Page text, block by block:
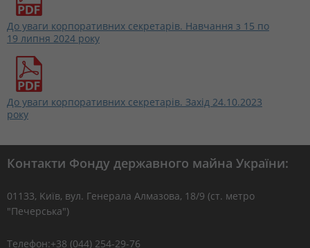
До уваги корпоративних секретарів. Навчання з 15 по
19 липня 2024 року
До уваги корпоративних секретарів. Захід 24.10.2023
року
Контакти Фонду державного майна України:
01133, Kиїв, вул. Генерала Алмазова, 18/9 (ст. метро
"Печерська")
Телефон:+38 (044) 254-29-76